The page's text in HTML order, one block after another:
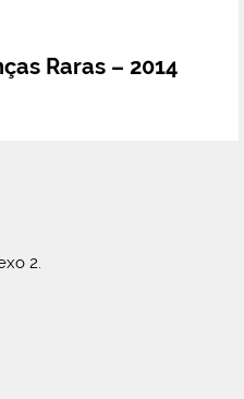
Raras – 2014
2.